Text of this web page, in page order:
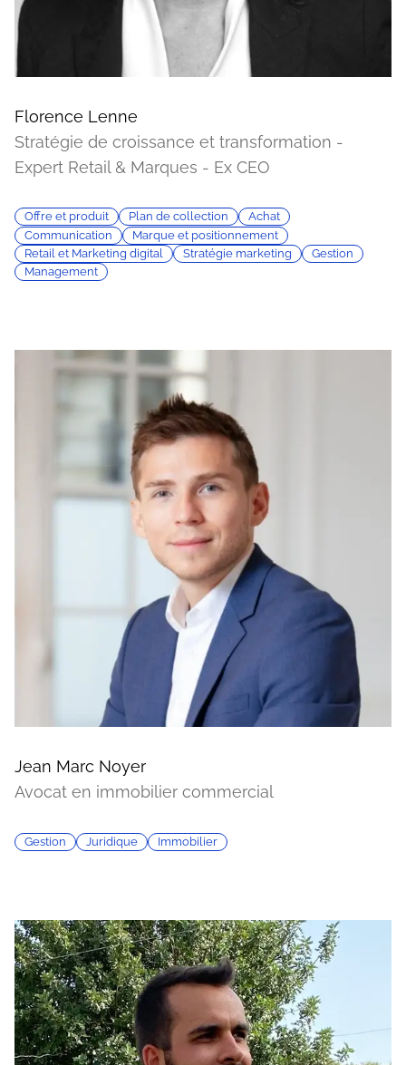
Florence Lenne
Stratégie de croissance et transformation -
Expert Retail & Marques - Ex CEO
Offre et produit Plan de collection
Achat
Communication
Marque et positionnement
Retail et Marketing digital
Stratégie marketing
Gestion
Management
Jean Marc Noyer
Avocat en immobilier commercial
Gestion Juridique Immobilier